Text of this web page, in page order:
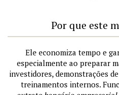
Por que este
Ele economiza tempo e
especialmente ao preparar
investidores, demonstrações
treinamentos internos.